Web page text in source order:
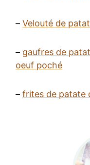
–Velouté de
– gaufres de
oeuf poché
–frites de patate